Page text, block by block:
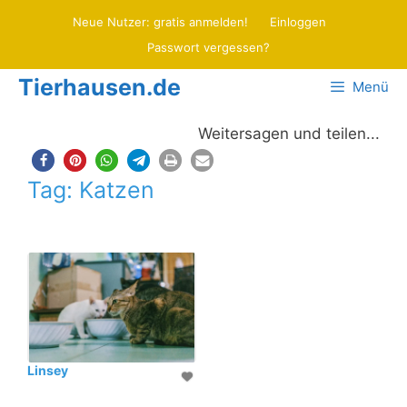
Neue Nutzer: gratis anmelden!
Einloggen
Passwort vergessen?
Tierhausen.de Menü
Weitersagen und teilen...
Tag: Katzen
Linsey